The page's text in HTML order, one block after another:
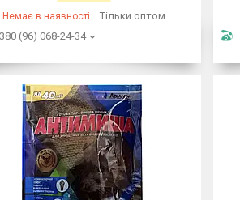
Немає в наявності
Тільки оптом
(96) 068-24-34